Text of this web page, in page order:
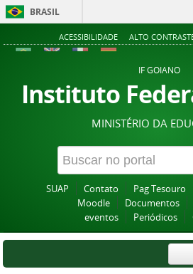
BRASIL
ACESSIBILIDADE ALTO
IF GOIANO
Instituto
MINISTÉRIO DA
SUAP Contato Pag Tesouro
Moodle
Documentos
eventos
Periódicos